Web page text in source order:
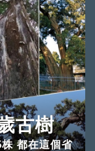
古樹
都在這個省